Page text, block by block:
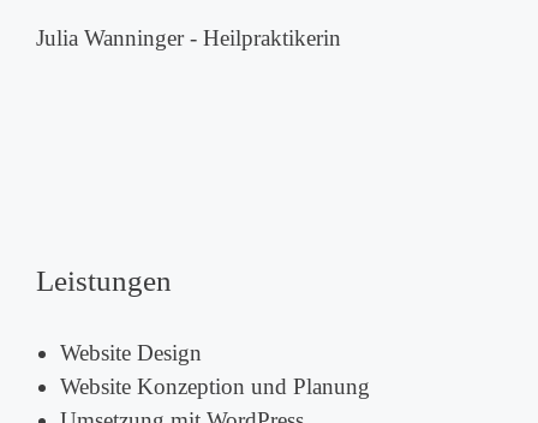
Julia Wanninger - Heilpraktikerin
Leistungen
Website Design
Website Konzeption und Planung